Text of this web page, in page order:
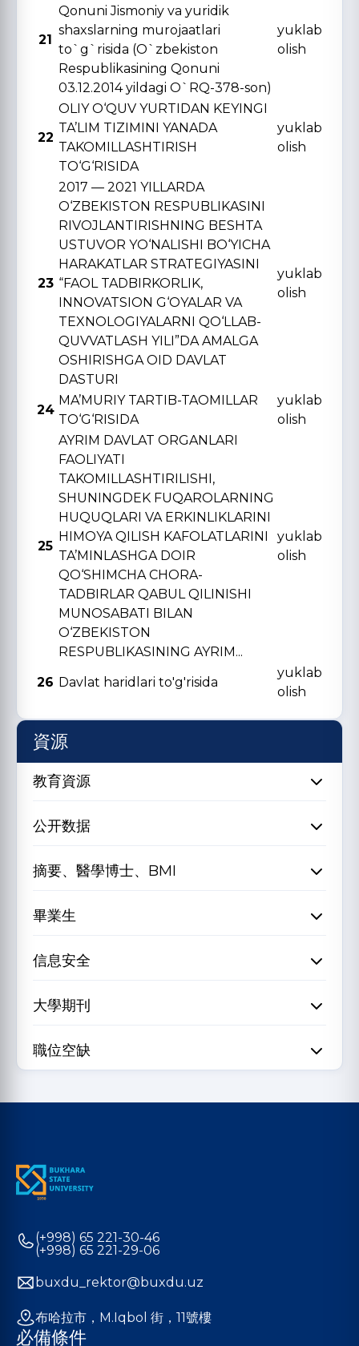
21
Qonuni Jismoniy va yuridik
shaxslarning murojaatlari
to`g`risida (O`zbekiston
Respublikasining Qonuni
03.12.2014 yildagi O`RQ-378-son)
yuklab
olish
22
OLIY O‘QUV YURTIDAN KЕYINGI
TA’LIM TIZIMINI YANADA
TAKOMILLASHTIRISH
TO‘G‘RISIDA
yuklab
olish
23
2017 — 2021 YILLARDA
O‘ZBЕKISTON RЕSPUBLIKASINI
RIVOJLANTIRISHNING BЕSHTA
USTUVOR YO‘NALISHI BO‘YICHA
HARAKATLAR STRATЕGIYASINI
“FAOL TADBIRKORLIK,
INNOVATSION G‘OYALAR VA
TЕXNOLOGIYALARNI QO‘LLAB-
QUVVATLASH YILI”DA AMALGA
OSHIRISHGA OID DAVLAT
DASTURI
yuklab
olish
24
MA’MURIY TARTIB-TAOMILLAR
TO‘G‘RISIDA
yuklab
olish
25
AYRIM DAVLAT ORGANLARI
FAOLIYATI
TAKOMILLASHTIRILISHI,
SHUNINGDЕK FUQAROLARNING
HUQUQLARI VA ERKINLIKLARINI
HIMOYA QILISH KAFOLATLARINI
TA’MINLASHGA DOIR
QO‘SHIMCHA CHORA-
TADBIRLAR QABUL QILINISHI
MUNOSABATI BILAN
O‘ZBЕKISTON
RЕSPUBLIKASINING AYRIM...
yuklab
olish
26 Davlat haridlari to'g'risida
yuklab
olish
資源
教育資源
公开数据
摘要、醫學博士、BMI
畢業生
信息安全
大學期刊
職位空缺
(+998) 65 221-30-46
(+998) 65 221-29-06
buxdu_rektor@buxdu.uz
布哈拉市，M.Iqbol 街，11號樓
必備條件